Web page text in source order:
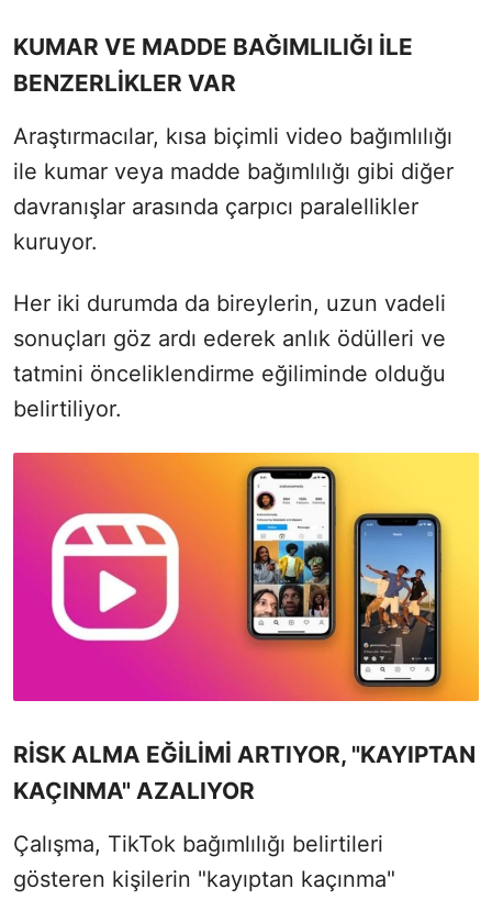
KUMAR VE MADDE BAĞIMLILIĞI İLE
BENZERLİKLER VAR
Araştırmacılar, kısa biçimli video bağımlılığı
ile kumar veya madde bağımlılığı gibi diğer
davranışlar arasında çarpıcı paralellikler
kuruyor.
Her iki durumda da bireylerin, uzun vadeli
sonuçları göz ardı ederek anlık ödülleri ve
tatmini önceliklendirme eğiliminde olduğu
belirtiliyor.
RİSK ALMA EĞİLİMİ ARTIYOR, "KAYIPTAN
KAÇINMA" AZALIYOR
Çalışma, TikTok bağımlılığı belirtileri
gösteren kişilerin "kayıptan kaçınma"